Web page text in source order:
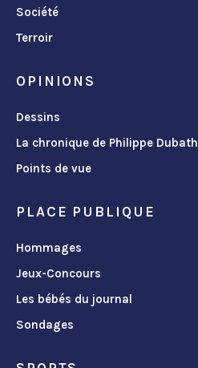
Société
Terroir
OPINIONS
Dessins
La chronique de Philippe Dubath
Points de vue
PLACE PUBLIQUE
Hommages
Jeux-Concours
Les bébés du journal
Sondages